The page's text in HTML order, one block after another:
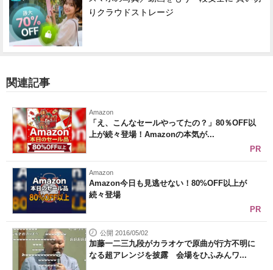
りクラウドストレージ
関連記事
Amazon
「え、こんなセールやってたの？」80％OFF以
上が続々登場！Amazonの本気が...
PR
Amazon
Amazon今日も見逃せない！80%OFF以上が
続々登場
PR
公開 2016/05/02
加藤一二三九段がカラオケで原曲が行方不明に
なる超アレンジを披露 会場をひふみんワ...